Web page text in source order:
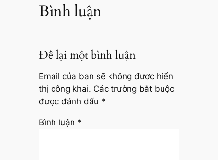
Bình luận
Để lại một bình luận
Email của bạn sẽ không được hiển
thị công khai. Các trường bắt buộc
được đánh dấu *
Bình luận *